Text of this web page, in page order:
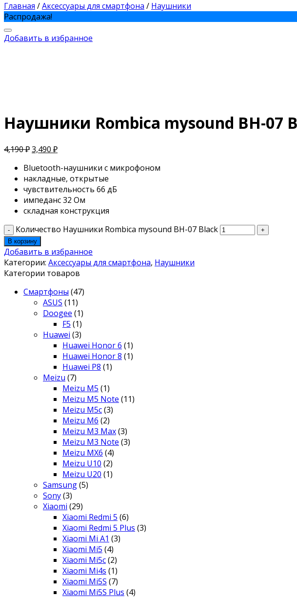
Главная /Аксессуары для смартфона / Наушники
Распродажа!
Добавить в избранное
Наушники Rombica mysound BH-07
4,190₽3,490 ₽
Bluetooth-наушники с микрофоном
накладные, открытые
чувствительность 66 дБ
импеданс 32 Ом
складная конструкция
Количество Наушники Rombica mysound BH-07 Black
В корзину
Добавить в избранное
Категории: Аксессуары для смартфона, Наушники
Категории товаров
Смартфоны (47)
ASUS (11)
Doogee (1)
F5 (1)
Huawei (3)
Huawei Honor 6 (1)
Huawei Honor 8 (1)
Huawei P8 (1)
Meizu (7)
Meizu M5 (1)
Meizu M5 Note (11)
Meizu M5c(3)
Meizu M6 (2)
Meizu M3 Max(3)
Meizu M3 Note (3)
Meizu MX6 (4)
Meizu U10 (2)
Meizu U20 (1)
Samsung(5)
Sony(3)
Xiaomi (29)
Xiaomi Redmi 5 (6)
Xiaomi Redmi 5 Plus (3)
Xiaomi Mi A1 (3)
Xiaomi Mi5 (4)
Xiaomi Mi5c(2)
Xiaomi Mi4s (1)
Xiaomi Mi5S (7)
Xiaomi Mi5S Plus (4)